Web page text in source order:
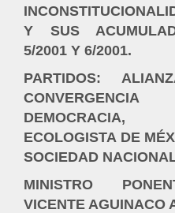
Y SUS
5/2001 Y 6/2001.
PARTIDOS:
ECOLOGISTA DE
SOCIEDAD
MINISTRO
VICENTE AGUINACO